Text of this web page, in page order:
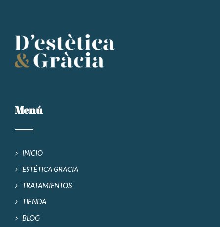
Menú
INICIO
ESTÉTICA GRACIA
TRATAMIENTOS
TIENDA
BLOG